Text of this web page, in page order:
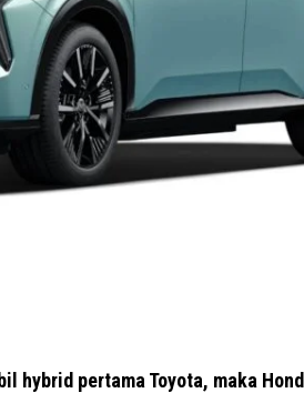
hybrid pertama Toyota, maka